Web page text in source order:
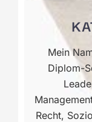
Mein
Diplom-
Recht,